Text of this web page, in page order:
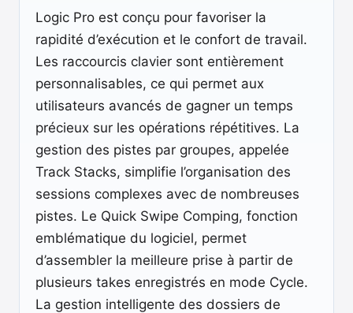
Logic Pro est conçu pour favoriser la
rapidité d’exécution et le confort de travail.
Les raccourcis clavier sont entièrement
personnalisables, ce qui permet aux
utilisateurs avancés de gagner un temps
précieux sur les opérations répétitives. La
gestion des pistes par groupes, appelée
Track Stacks, simplifie l’organisation des
sessions complexes avec de nombreuses
pistes. Le Quick Swipe Comping, fonction
emblématique du logiciel, permet
d’assembler la meilleure prise à partir de
plusieurs takes enregistrés en mode Cycle.
La gestion intelligente des dossiers de